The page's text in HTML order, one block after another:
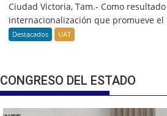
Ciudad Victoria, Tam.- Como
internacionalización que promueve el
Destacados UAT
CONGRESO DEL ESTADO